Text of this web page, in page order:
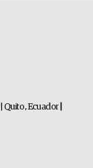
Quito, Ecuador